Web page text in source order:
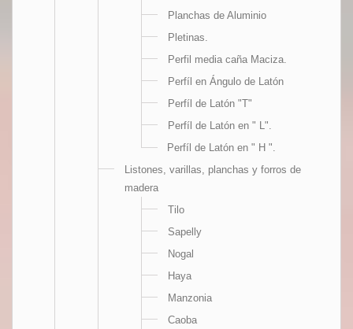
Planchas de Aluminio
Pletinas.
Perfil media caña Maciza.
Perfíl en Ángulo de Latón
Perfíl de Latón "T"
Perfíl de Latón en " L".
Perfíl de Latón en " H ".
Listones, varillas, planchas y forros de
madera
Tilo
Sapelly
Nogal
Haya
Manzonia
Caoba